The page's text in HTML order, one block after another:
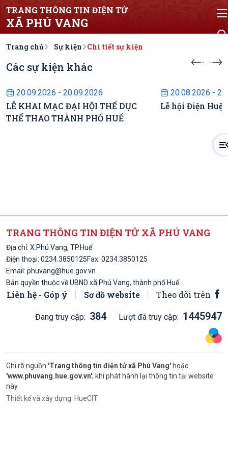
TRANG THÔNG TIN ĐIỆN TỬ
XÃ PHÚ VANG
Trang chủ Sự kiện Chi tiết sự kiện
Các sự kiện khác
Sự kiện sắp diễn ra
20.09.2026 - 20.09.2026
LỄ KHAI MẠC ĐẠI HỘI THỂ DỤC
THỂ THAO THÀNH PHỐ HUẾ
20.08.2026 -
Lễ hội Điện Huệ
TRANG THÔNG TIN ĐIỆN TỬ XÃ PHÚ VANG
Địa chỉ: X.Phú Vang, TP.Huế
Điện thoại: 0234.3850125Fax: 0234.3850125
Email: phuvang@hue.gov.vn
Bản quyền thuộc về UBND xã Phú Vang, thành phố Huế.
Liên hệ - Góp ý Sơ đồ website Theo dõi trên
Đang truy cập: 384 Lượt đã truy cập: 1445947
Ghi rõ nguồn 'Trang thông tin điện tử xã Phú Vang' hoặc
'www.phuvang.hue.gov.vn'; khi phát hành lại thông tin tại website
này.
Thiết kế và xây dựng: HueCIT